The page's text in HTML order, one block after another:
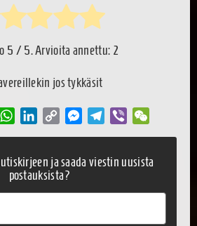
5 / 5. Arvioita annettu: 2
jos tykkäsit
ja saada viestin uusista
postauksista?